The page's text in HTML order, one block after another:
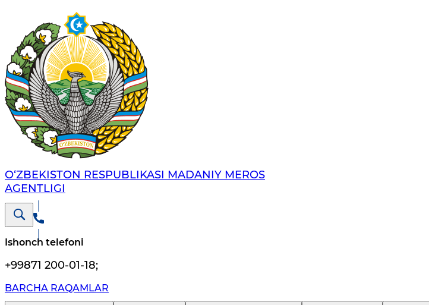
O‘ZBEKISTON RESPUBLIKASI MADANIY MEROS
AGENTLIGI
Ishonch telefoni
+99871 200-01-18;
BARCHA RAQAMLAR